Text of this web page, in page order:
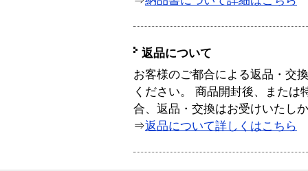
返品について
お客様のご都合による返品・交
ください。 商品開封後、または
合、返品・交換はお受けいたし
⇒返品について詳しくはこちら